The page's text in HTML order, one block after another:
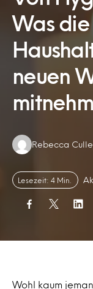
Was die
neuen
Authors:
Rebecca
Lesezeit: 4 Min.
Wohl kaum